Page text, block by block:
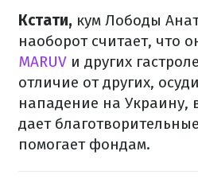
Кстати, кум Лободы
наоборот считает, что
MARUV и других
отличие от других,
нападение на Украину,
дает
помогает фондам.